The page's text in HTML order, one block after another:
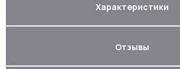
Характеристики
Отзывы